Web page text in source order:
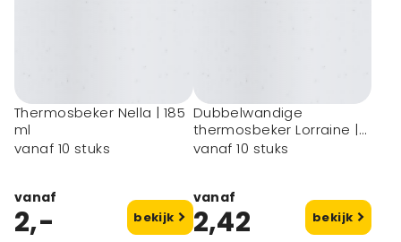
Thermosbeker Nella | 185
ml
vanaf 10 stuks
vanaf
2,- bekijk
Dubbelwandige
thermosbeker Lorraine |
300 ml
vanaf 10 stuks
vanaf
2,42 bekijk